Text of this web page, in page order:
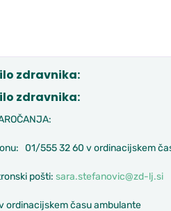
zdravnika:
zdravnika:
01/555 32 60 v ordinacijskem
pošti: sara.stefanovic@zd-lj.si
ordinacijskem času ambulante